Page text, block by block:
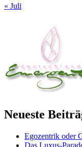
« Juli
Neueste
Egozentrik oder
Das Luxus-